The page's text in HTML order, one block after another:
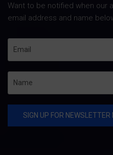
Want to be notified when our
email address and name